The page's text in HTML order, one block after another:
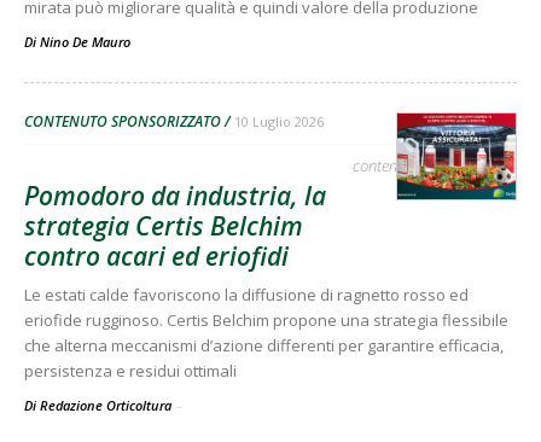
mirata può migliorare qualità e quindi valore della produzione
Di Nino De Mauro
CONTENUTO SPONSORIZZATO 10 Luglio 2026
contenuto sponsorizzato
Pomodoro da industria, la
strategia Certis Belchim
contro acari ed eriofidi
Le estati calde favoriscono la diffusione di ragnetto rosso ed
eriofide rugginoso. Certis Belchim propone una strategia flessibile
che alterna meccanismi d’azione differenti per garantire efficacia,
persistenza e residui ottimali
Di Redazione Orticoltura -